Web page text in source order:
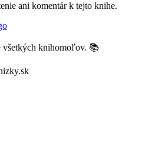
ani komentár k tejto knihe.
všetkých knihomoľov. 📚